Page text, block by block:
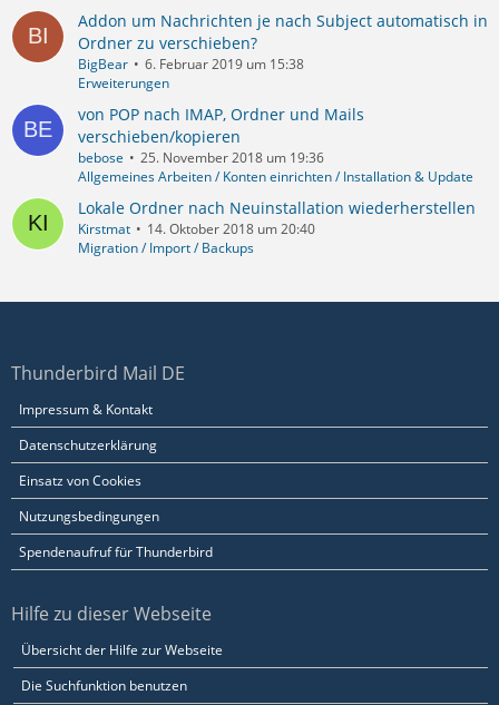
Addon um Nachrichten je nach Subject automatisch in
Ordner zu verschieben?
BigBear
6. Februar 2019 um 15:38
Erweiterungen
von POP nach IMAP, Ordner und Mails
verschieben/kopieren
bebose
25. November 2018 um 19:36
Allgemeines Arbeiten / Konten einrichten / Installation & Update
Lokale Ordner nach Neuinstallation wiederherstellen
Kirstmat
14. Oktober 2018 um 20:40
Migration / Import / Backups
Thunderbird Mail DE
Impressum & Kontakt
Datenschutzerklärung
Einsatz von Cookies
Nutzungsbedingungen
Spendenaufruf für Thunderbird
Hilfe zu dieser Webseite
Übersicht der Hilfe zur Webseite
Die Suchfunktion benutzen